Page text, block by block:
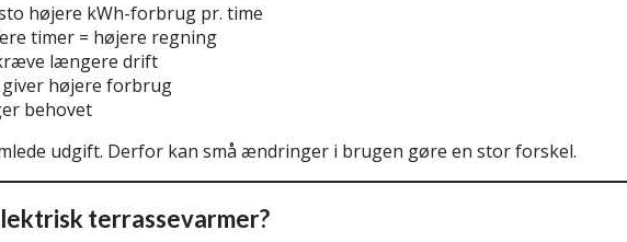
højere kWh-forbrug pr. time
timer = højere regning
længere drift
højere forbrug
behovet
udgift. Derfor kan små ændringer i brugen gøre en stor forskel.
terrassevarmer?